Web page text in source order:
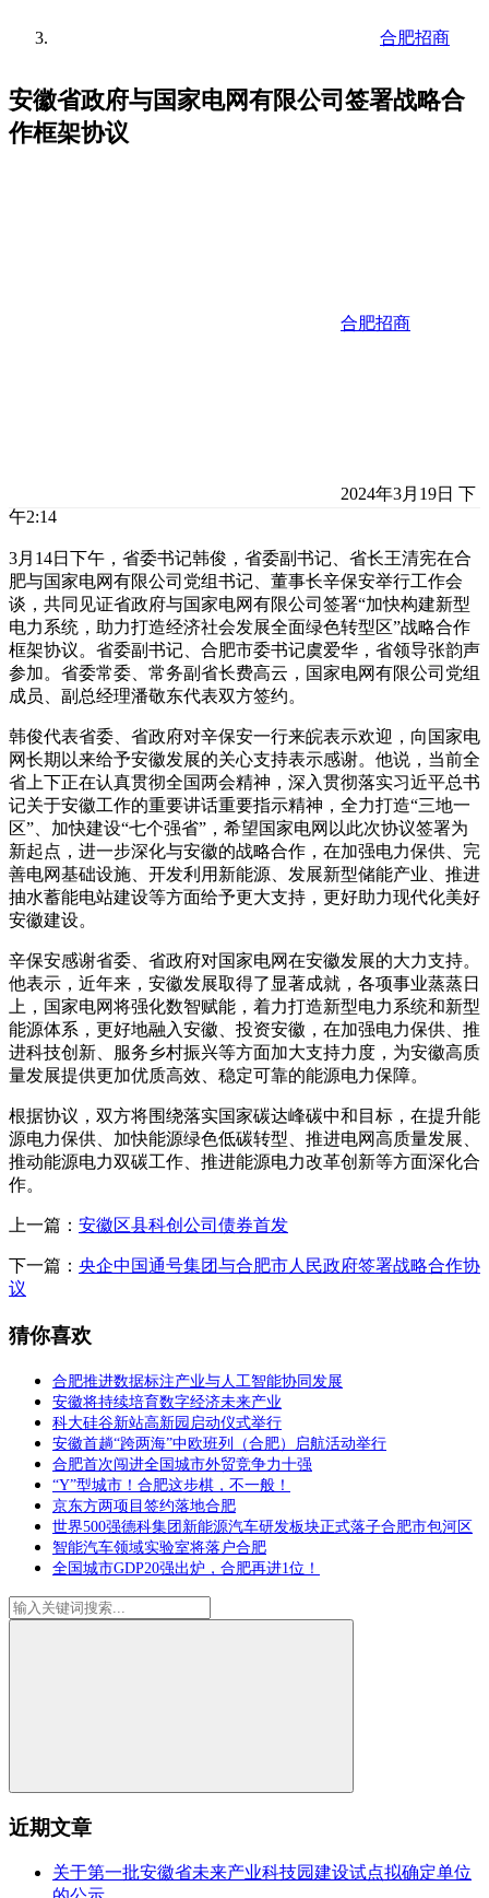
合肥招商
安徽省政府与国家电网有限公司签署战略合
作框架协议
合肥招商
2024年3月19日 下
午2:14
3月14日下午，省委书记韩俊，省委副书记、省长王清宪在合
肥与国家电网有限公司党组书记、董事长辛保安举行工作会
谈，共同见证省政府与国家电网有限公司签署“加快构建新型
电力系统，助力打造经济社会发展全面绿色转型区”战略合作
框架协议。省委副书记、合肥市委书记虞爱华，省领导张韵声
参加。省委常委、常务副省长费高云，国家电网有限公司党组
成员、副总经理潘敬东代表双方签约。
韩俊代表省委、省政府对辛保安一行来皖表示欢迎，向国家电
网长期以来给予安徽发展的关心支持表示感谢。他说，当前全
省上下正在认真贯彻全国两会精神，深入贯彻落实习近平总书
记关于安徽工作的重要讲话重要指示精神，全力打造“三地一
区”、加快建设“七个强省”，希望国家电网以此次协议签署为
新起点，进一步深化与安徽的战略合作，在加强电力保供、完
善电网基础设施、开发利用新能源、发展新型储能产业、推进
抽水蓄能电站建设等方面给予更大支持，更好助力现代化美好
安徽建设。
辛保安感谢省委、省政府对国家电网在安徽发展的大力支持。
他表示，近年来，安徽发展取得了显著成就，各项事业蒸蒸日
上，国家电网将强化数智赋能，着力打造新型电力系统和新型
能源体系，更好地融入安徽、投资安徽，在加强电力保供、推
进科技创新、服务乡村振兴等方面加大支持力度，为安徽高质
量发展提供更加优质高效、稳定可靠的能源电力保障。
根据协议，双方将围绕落实国家碳达峰碳中和目标，在提升能
源电力保供、加快能源绿色低碳转型、推进电网高质量发展、
推动能源电力双碳工作、推进能源电力改革创新等方面深化合
作。
上一篇： 安徽区县科创公司债券首发
下一篇： 央企中国通号集团与合肥市人民政府签署战略合作协
议
猜你喜欢
合肥推进数据标注产业与人工智能协同发展
安徽将持续培育数字经济未来产业
科大硅谷新站高新园启动仪式举行
安徽首趟“跨两海”中欧班列（合肥）启航活动举行
合肥首次闯进全国城市外贸竞争力十强
“Y”型城市！合肥这步棋，不一般！
京东方两项目签约落地合肥
世界500强德科集团新能源汽车研发板块正式落子合肥市包河区
智能汽车领域实验室将落户合肥
全国城市GDP20强出炉，合肥再进1位！
近期文章
关于第一批安徽省未来产业科技园建设试点拟确定单位